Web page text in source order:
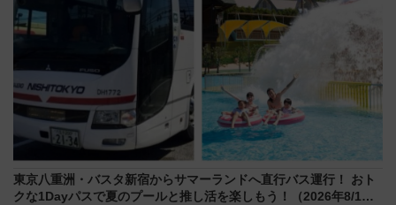
東京八重洲・バスタ新宿からサマーランドへ直行バス運行！ おト
クな1Dayパスで夏のプールと推し活を楽しもう！（2026年8/1～